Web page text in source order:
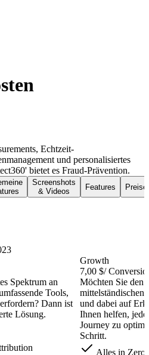
Echtzeit-
und personalisiertes
bietet es Fraud-Prävention.
Screenshots
& Videos
Features Preise
Spektrum an
Tools,
Dann ist
Lösung.
Growth
7,00 $/
Möchten Sie den
mittelständischen
und dabei auf
Ihnen helfen,
Journey zu
Schritt.
Alles in Zero